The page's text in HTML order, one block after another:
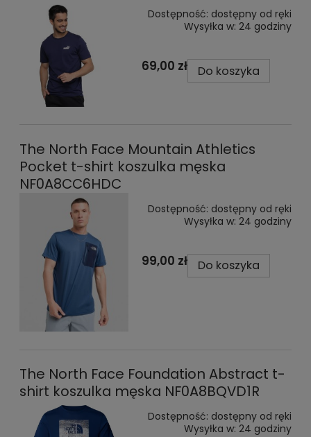
Dostępność: dostępny od ręki
Wysyłka w: 24 godziny
69,00 zł Do koszyka
The North Face Mountain Athletics
Pocket t-shirt koszulka męska
NF0A8CC6HDC
Dostępność: dostępny od ręki
Wysyłka w: 24 godziny
99,00 zł Do koszyka
The North Face Foundation Abstract t-
shirt koszulka męska NF0A8BQVD1R
Dostępność: dostępny od ręki
Wysyłka w: 24 godziny